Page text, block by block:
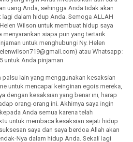
uang Anda, sehingga Anda tidak akan
lagi dalam hidup Anda. Semoga ALLAH
Wilson untuk membuat hidup saya
menyarankan siapa pun yang tertarik
untuk menghubungi Ny. Helen
atau Whatsapp:
untuk Anda pinjaman
palsu lain yang menggunakan kesaksian
untuk mencapai keinginan egois mereka,
dengan kesaksian yang benar ini, harap
orang-orang ini. Akhirnya saya ingin
Anda semua karena telah
untuk membaca kesaksian sejati hidup
saya dan saya berdoa Allah akan
Nya dalam hidup Anda. Sekali lagi